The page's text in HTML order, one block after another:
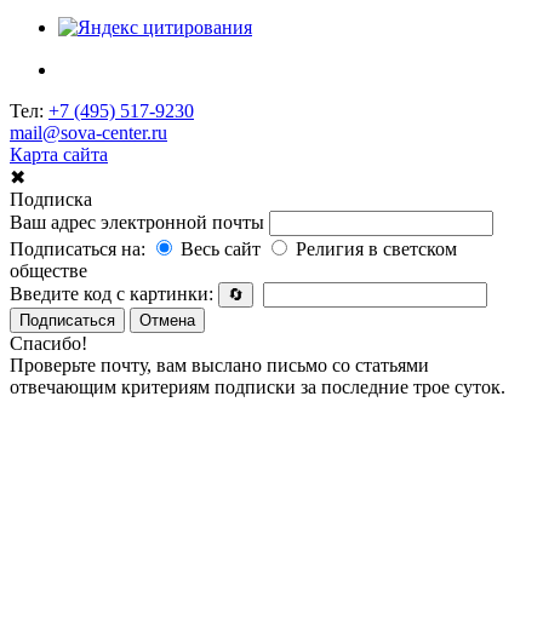
Тел: +7 (495) 517-9230
mail@sova-center.ru
Карта сайта
✖
Подписка
Ваш адрес электронной почты
Подписаться на:
Весь сайт
Религия в светском
обществе
Введите код с картинки:
🔄
Подписаться
Отмена
Спасибо!
Проверьте почту, вам выслано письмо со статьями
отвечающим критериям подписки за последние трое суток.